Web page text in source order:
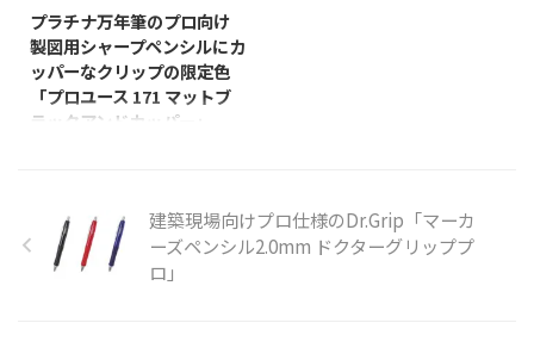
リーズ、色が定番の黄色・黒に今
回の白と青、そしてもう一つ青多
めの白と3種類あるのだけれど、
青多めの白もなかなか良い。 ま
とめ買いして配るのもよいかも。
発売する「いろもよう ...
プラチナ万年筆のプロ向け
製図用シャープペンシルにカ
ッパーなクリップの限定色
「プロユース 171 マットブ
ラックアンドカッパー」
の「PRO-USE 171」に、質感や
細部にこだわりぬいた限定色「マ
ットブラック＆カッパー」が
建築現場向けプロ仕様のDr.Grip「マーカ
ーズペンシル2.0mm ドクターグリッププ
ロ」